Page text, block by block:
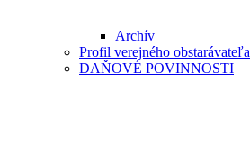
Archív
Profil verejného obstarávateľa
DAŇOVÉ POVINNOSTI